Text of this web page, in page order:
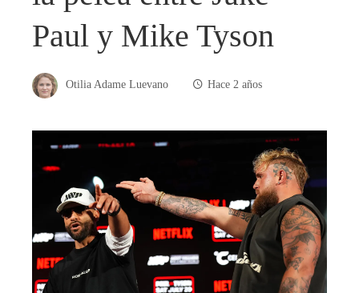
Paul y Mike Tyson
Otilia Adame Luevano Hace 2 años